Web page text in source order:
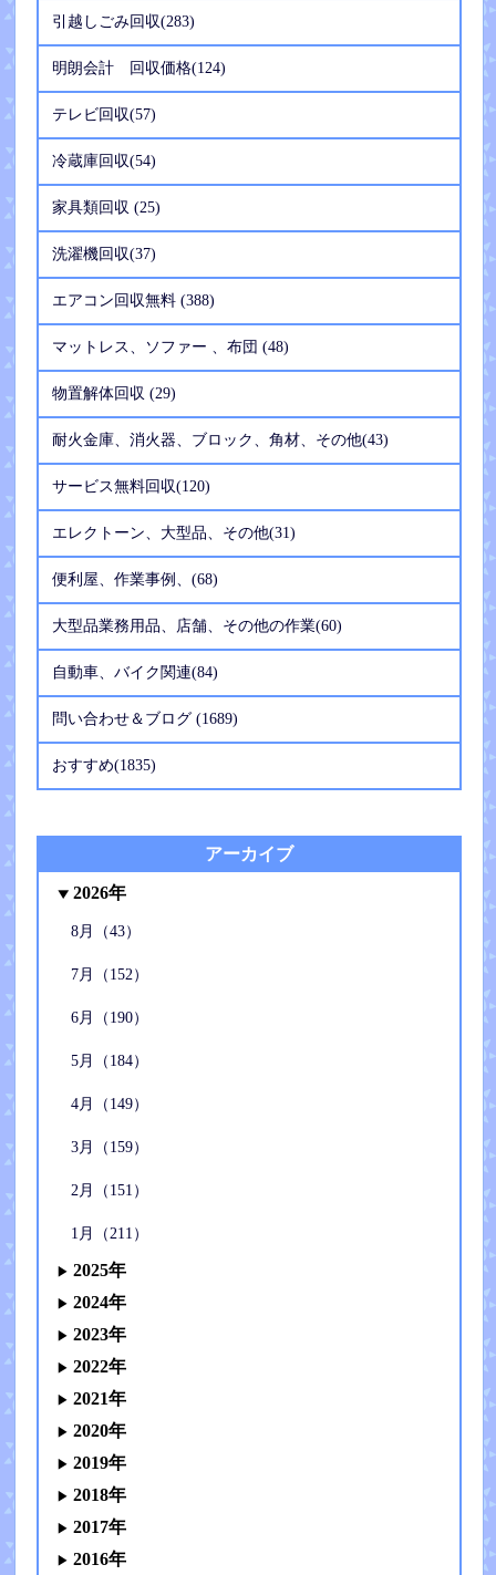
引越しごみ回収(283)
明朗会計 回収価格(124)
テレビ回収(57)
冷蔵庫回収(54)
家具類回収 (25)
洗濯機回収(37)
エアコン回収無料 (388)
マットレス、ソファー 、布団 (48)
物置解体回収 (29)
耐火金庫、消火器、ブロック、角材、その他(43)
サービス無料回収(120)
エレクトーン、大型品、その他(31)
便利屋、作業事例、(68)
大型品業務用品、店舗、その他の作業(60)
自動車、バイク関連(84)
問い合わせ＆ブログ (1689)
おすすめ(1835)
アーカイブ
2026年
8月（43）
7月（152）
6月（190）
5月（184）
4月（149）
3月（159）
2月（151）
1月（211）
2025年
2024年
2023年
2022年
2021年
2020年
2019年
2018年
2017年
2016年